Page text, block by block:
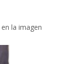
la imagen